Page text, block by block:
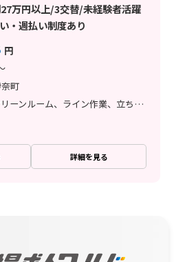
27万円以上/3交替/未経験者活躍
・週払い制度あり
円
町
梱包・仕分け、クリーンルーム、ライン作業、立ち作業
詳細を見る